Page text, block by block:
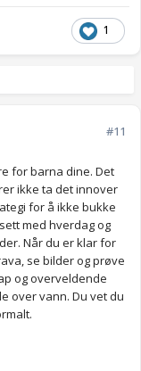
1
#11
for barna dine. Det
ikke ta det innover
for å ikke bukke
med hverdag og
Når du er klar for
se bilder og prøve
og overveldende
over vann. Du vet du